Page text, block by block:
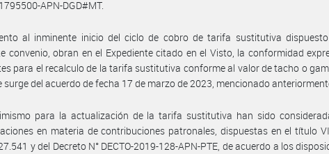
APN-DGD#MT.
al inminente inicio del ciclo de cobro de tarifa sustitutiva
convenio, obran en el Expediente citado en el Visto, la conformidad
para el recalculo de la tarifa sustitutiva conforme al valor de tacho o
surge del acuerdo de fecha 17 de marzo de 2023, mencionado
para la actualización de la tarifa sustitutiva han sido
en materia de contribuciones patronales, dispuestas en el título
y del Decreto N° DECTO-2019-128-APN-PTE, de acuerdo a los